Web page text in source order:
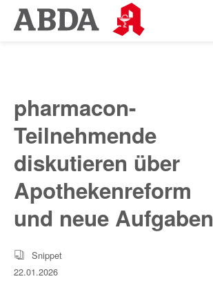
Springe
direkt
zur
Meta-
Navigation
Inhalt
zur
pharmacon-
Teilnehmende
diskutieren über
Apothekenreform
und neue Aufgaben
Snippet
22.01.2026